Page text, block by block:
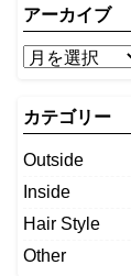
アーカイブ
カテゴリー
Outside
Inside
Hair Style
Other